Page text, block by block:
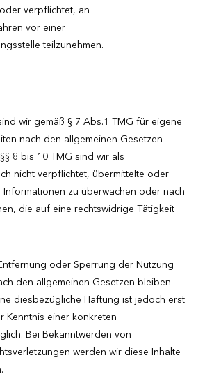
verpflichtet, an
vor einer
teilzunehmen.
wir gemäß § 7 Abs.1 TMG für eigene
nach den allgemeinen Gesetzen
8 bis 10 TMG sind wir als
nicht verpflichtet, übermittelte oder
zu überwachen oder nach
die auf eine rechtswidrige Tätigkeit
oder Sperrung der Nutzung
den allgemeinen Gesetzen bleiben
diesbezügliche Haftung ist jedoch erst
Kenntnis einer konkreten
Bei Bekanntwerden von
werden wir diese Inhalte